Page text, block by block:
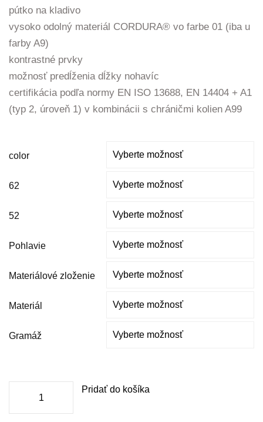
pútko na kladivo
vysoko odolný materiál CORDURA® vo farbe 01 (iba u
farby A9)
kontrastné prvky
možnosť predĺženia dĺžky nohavíc
certifikácia podľa normy EN ISO 13688, EN 14404 + A1
(typ 2, úroveň 1) v kombinácii s chráničmi kolien A99
color
62
52
Pohlavie
Materiálové zloženie
Materiál
Gramáž
Pridať do košíka